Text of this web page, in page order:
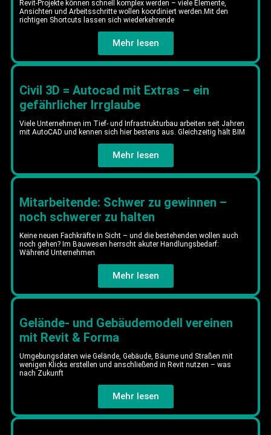
Revit-Projekte können schnell komplex werden – viele Elemente,
Ansichten und Arbeitsschritte wollen koordiniert werden.Mit den
richtigen Shortcuts lassen sich wiederkehrende
Mehr lesen
Civil 3D = Autocad mit Extras – ein
gefährlicher Irrglaube
Viele Unternehmen im Tief- und Infrastrukturbau arbeiten seit Jahren
mit AutoCAD und kennen sich hier bestens aus. Gleichzeitig hält BIM
Mehr lesen
Mitarbeitende: Schwer zu gewinnen –
noch schwerer zu halten
Keine neuen Fachkräfte in Sicht – und die bestehenden wollen auch
noch gehen? Im Bauwesen herrscht akuter Handlungsbedarf:
Während Unternehmen
Mehr lesen
Gelände- und Gebäudemodell vereinen
mit Revit & Forma
Umgebungsdaten wie Gelände, Gebäude, Bäume und Straßen mit
wenigen Klicks erstellen und anschließend in Revit nutzen – was
nach Zukunft
Mehr lesen